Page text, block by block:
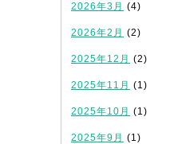
2026年3月 (4)
2026年2月 (2)
2025年12月 (2)
2025年11月 (1)
2025年10月 (1)
2025年9月 (1)